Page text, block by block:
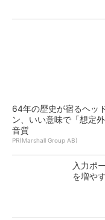
64年の歴史が宿るヘッ
ン、いい意味で「想定
音質
PR(Marshall Group AB)
入力ポ
を増や